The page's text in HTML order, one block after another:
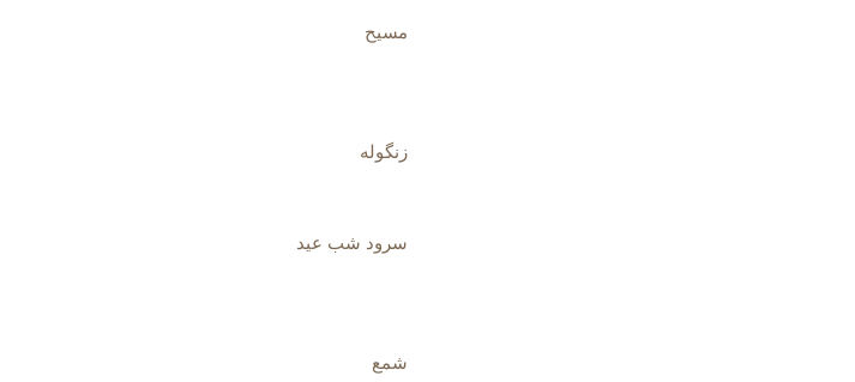
مسیح
زنگوله
سرود شب عید
شمع